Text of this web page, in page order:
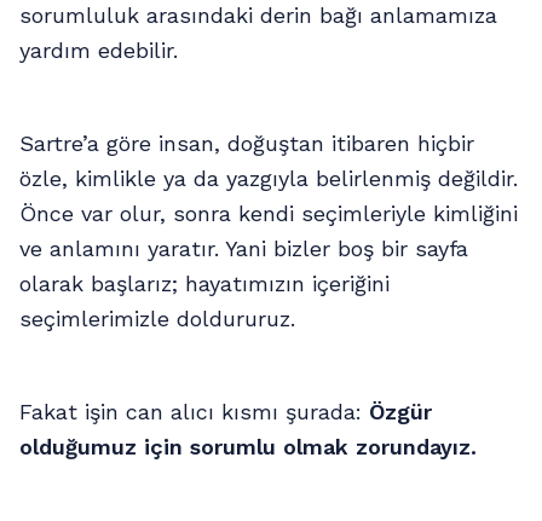
sorumluluk arasındaki derin bağı anlamamıza
yardım edebilir.
Sartre’a göre insan, doğuştan itibaren hiçbir
özle, kimlikle ya da yazgıyla belirlenmiş değildir.
Önce var olur, sonra kendi seçimleriyle kimliğini
ve anlamını yaratır. Yani bizler boş bir sayfa
olarak başlarız; hayatımızın içeriğini
seçimlerimizle doldururuz.
Fakat işin can alıcı kısmı şurada: Özgür
olduğumuz için sorumlu olmak zorundayız.